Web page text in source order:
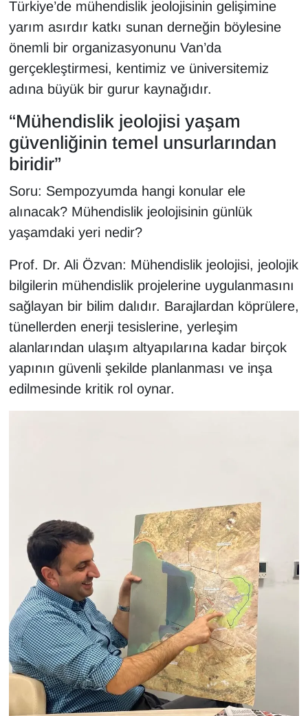
Türkiye’de mühendislik jeolojisinin gelişimine
yarım asırdır katkı sunan derneğin böylesine
önemli bir organizasyonunu Van’da
gerçekleştirmesi, kentimiz ve üniversitemiz
adına büyük bir gurur kaynağıdır.
“Mühendislik jeolojisi yaşam
güvenliğinin temel unsurlarından
biridir”
Soru: Sempozyumda hangi konular ele
alınacak? Mühendislik jeolojisinin günlük
yaşamdaki yeri nedir?
Prof. Dr. Ali Özvan: Mühendislik jeolojisi, jeolojik
bilgilerin mühendislik projelerine uygulanmasını
sağlayan bir bilim dalıdır. Barajlardan köprülere,
tünellerden enerji tesislerine, yerleşim
alanlarından ulaşım altyapılarına kadar birçok
yapının güvenli şekilde planlanması ve inşa
edilmesinde kritik rol oynar.